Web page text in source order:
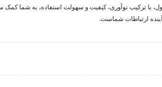
با ترکیب نوآوری، کیفیت و سهولت استفاده، به شما کمک